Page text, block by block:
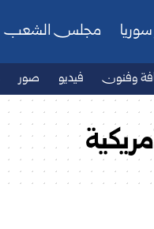
سوريا مجلس الشعب
وفنون فيديو صور